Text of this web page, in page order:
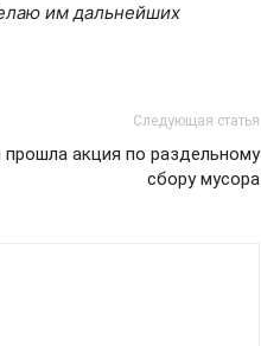
им дальнейших
Следующая статья
акция по раздельному
сбору мусора